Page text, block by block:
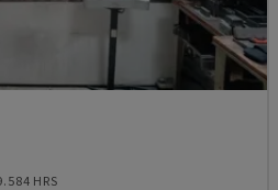
HRS